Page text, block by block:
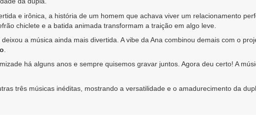
e irônica, a história de um homem que achava viver um relacionamento
chiclete e a batida animada transformam a traição em algo leve.
a música ainda mais divertida. A vibe da Ana combinou demais com o
há alguns anos e sempre quisemos gravar juntos. Agora deu certo! A
três músicas inéditas, mostrando a versatilidade e o amadurecimento da